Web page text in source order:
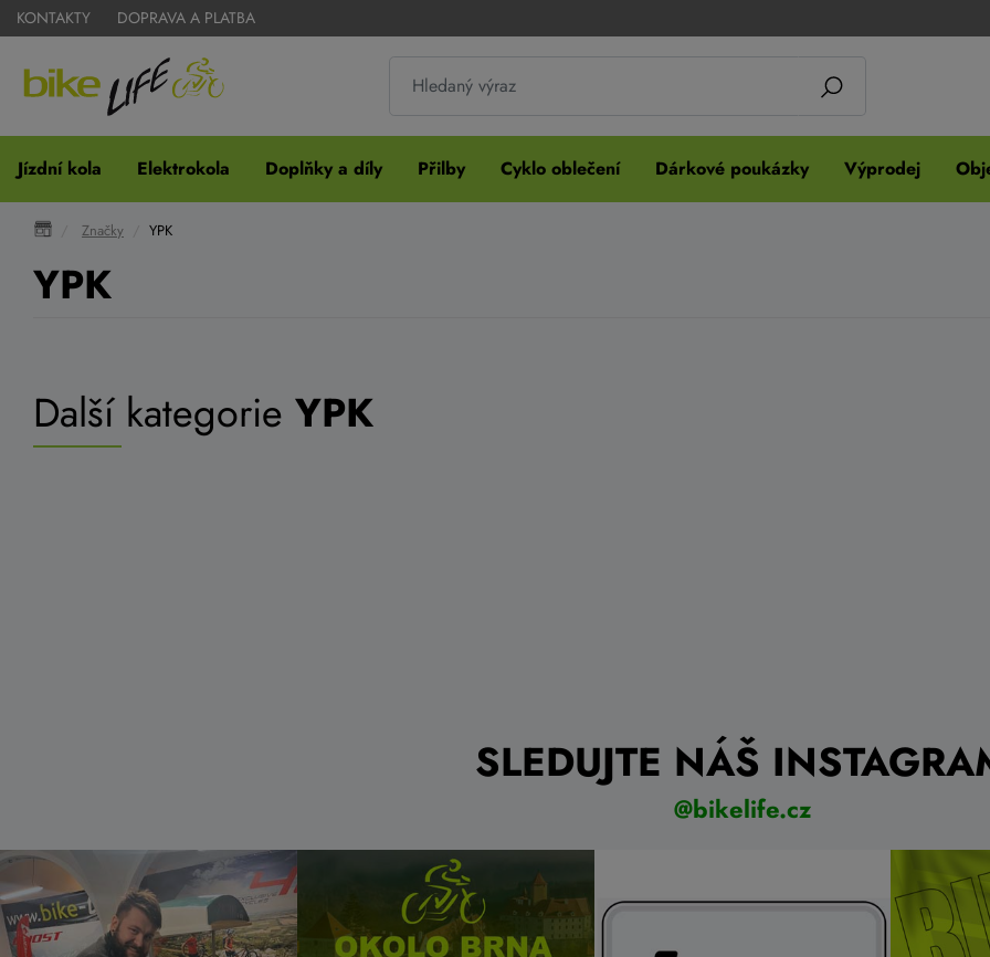
KONTAKTY DOPRAVA A PLATBA
Jízdní kola Elektrokola Doplňky a díly Přilby Cyklo oblečení Dárkové poukázky Výprodej
Značky YPK
YPK
Další kategorie YPK
SLEDUJTE NÁŠ
@bikelife.cz